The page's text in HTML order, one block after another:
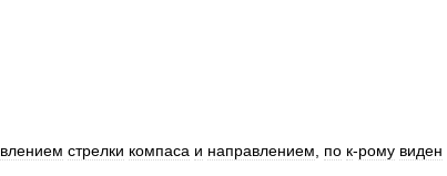
стрелки компаса и направлением по к-рому виден